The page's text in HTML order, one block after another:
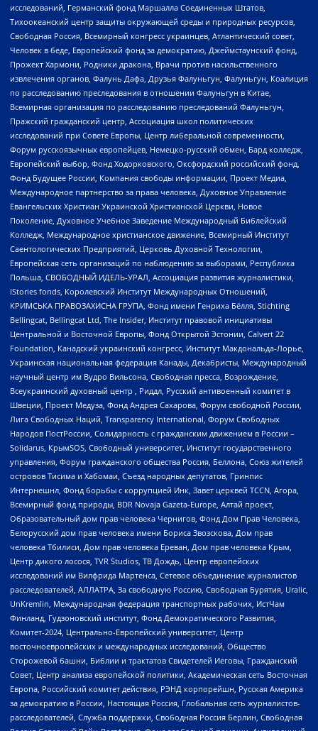
исследований, Германский фонд Маршалла Соединенных Штатов,
Тихоокеанский центр защиты окружающей среды и природных ресурсов,
Свободная Россия, Всемирный конгресс украинцев, Атлантический совет,
Человек в беде, Европейский фонд за демократию, Джеймстаунский фонд,
Прожект Хармони, Родники дракона, Врачи против насильственного
извлечения органов, Фалунь Дафа, Друзья Фалуньгун, Фалуньгун, Коалиция
по расследованию преследования в отношении Фалуньгун в Китае,
Всемирная организация по расследованию преследований Фалуньгун,
Пражский гражданский центр, Ассоциация школ политических
исследований при Совете Европы, Центр либеральной современности,
Форум русскоязычных европейцев, Немецко-русский обмен, Бард колледж,
Европейский выбор, Фонд Ходорковского, Оксфордский российский фонд,
Фонд Будущее России, Компания свободы информации, Проект Медиа,
Международное партнерство за права человека, Духовное Управление
Евангельских Христиан Украинской Христианской Церкви, Новое
Поколение, Духовное Учебное Заведение Международный Библейский
Колледж, Международное христианское движение, Всемирный Институт
Саентологических Предприятий, Церковь Духовной Технологии,
Европейская сеть организаций по наблюдению за выборами, Республика
Польша, СВОБОДНЫЙ ИДЕЛЬ-УРАЛ, Ассоциация развития журналистики,
IStories fonds, Королевский Институт Международных Отношений,
КРИМСЬКА ПРАВОЗАХИСНА ГРУПА, Фонд имени Генриха Бёлля, Stichting
Bellingcat, Bellingcat Ltd, The Insider, Институт правовой инициативы
Центральной и Восточной Европы, Фонд Открытой Эстонии, Calvert 22
Foundation, Канадский украинский конгресс, Институт Макдональда-Лорье,
Украинская национальная федерация Канады, Декабристы, Международный
научный центр им Вудро Вильсона, Свободная пресса, Возрождение,
Всеукраинский духовный центр , Риддл, Русский антивоенный комитет в
Швеции, Проект Медуза, Фонд Андрея Сахарова, Форум свободной России,
Лига Свободных Наций, Transparеncy International, Форум Свободных
Народов ПостРоссии, Солидарность с гражданским движением в России –
Solidarus, КрымSOS, Свободный университет, Институт государственного
управления, Форум гражданского общества Россия, Беллона, Союз жителей
островов Тисима и Хабомаи, Съезд народных депутатов, Гринпис
Интернешнл, Фонд борьбы с коррупцией Инк, Завет церквей TCCN, Агора,
Всемирный фонд природы, BDR Novaja Gazeta-Europe, Алтай проект,
Образовательный дом прав человека Чернигов, Фонд Дом Прав Человека,
Белорусский дом прав человека имени Бориса Звозскова, Дом прав
человека Тбилиси, Дом прав человека Ереван, Дом прав человека Крым,
Центр дикого лосося, TVR Studios, ТВ Дождь, Центр европейских
исследований им Вилфрида Мартенса, Сетевое объединение журналистов
расследователей, АЛЛАТРА, За свободную Россию, Свободная Бурятия, Uralic,
UnKremlin, Международная федерация транспортных рабочих, ИстЧам
Финланд, Гудзоновский институт, Фонд Демократического Развития,
Комитет-2024, Центрально-Европейский университет, Центр
восточноевропейских и международных исследований, Общество
Сторожевой башни, Библии и трактатов Свидетелей Иеговы, Гражданский
Совет, Центр анализа европейской политики, Академическая сеть Восточная
Европа, Российский комитет действия, РЭНД корпорейшн, Русская Америка
за демократию в России, Настоящая Россия, Глобальная сеть журналистов-
расследователей, Служба поддержки, Свободная Россия Берлин, Свободная